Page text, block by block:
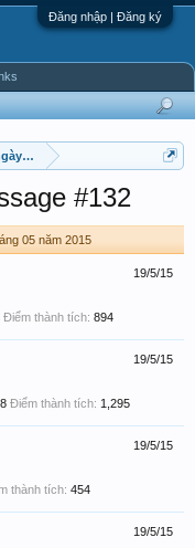
Đăng nhập | Đăng ký
19 tháng 05 năm 2015
#132
05 năm 2015
19/5/15
Điểm thành tích: 894
19/5/15
Điểm thành tích: 1,295
19/5/15
thành tích: 454
19/5/15